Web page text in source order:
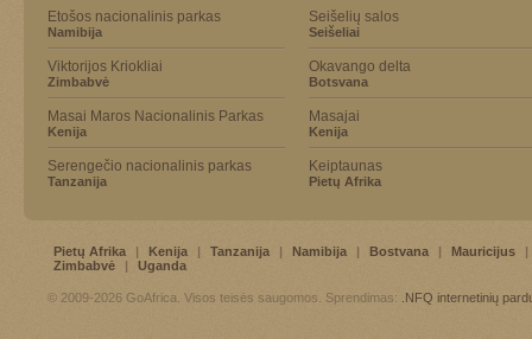
Etošos nacionalinis parkas
Namibija
Viktorijos Kriokliai
Zimbabvė
Masai Maros Nacionalinis Parkas
Kenija
Serengečio nacionalinis parkas
Tanzanija
Seišelių salos
Seišeliai
Okavango delta
Botsvana
Masajai
Kenija
Keiptaunas
Pietų Afrika
Pietų Afrika | Kenija | Tanzanija | Namibija | Bostvana | Mauricijus
|
Zimbabvė
| Uganda
© 2009-2026 GoAfrica. Visos teisės saugomos. Sprendimas: .NFQ internetinių